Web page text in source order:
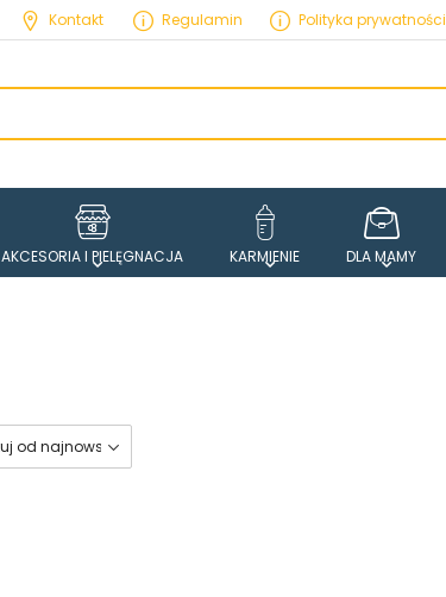
Kontakt Regulamin Polityka prywatności
AKCESORIA I PIELĘGNACJA KARMIENIE DLA MAMY